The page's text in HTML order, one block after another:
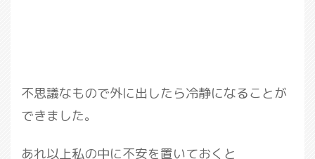
不思議なもので外に出したら冷静になることが
できました。
あれ以上私の中に不安を置いておくと